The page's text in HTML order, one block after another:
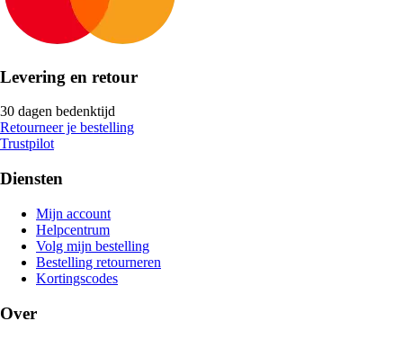
Levering en retour
30 dagen bedenktijd
Retourneer je bestelling
Trustpilot
Diensten
Mijn account
Helpcentrum
Volg mijn bestelling
Bestelling retourneren
Kortingscodes
Over